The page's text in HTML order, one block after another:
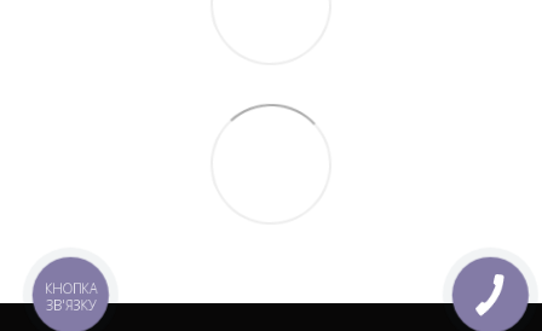
КНОПКА
ЗВ'ЯЗКУ